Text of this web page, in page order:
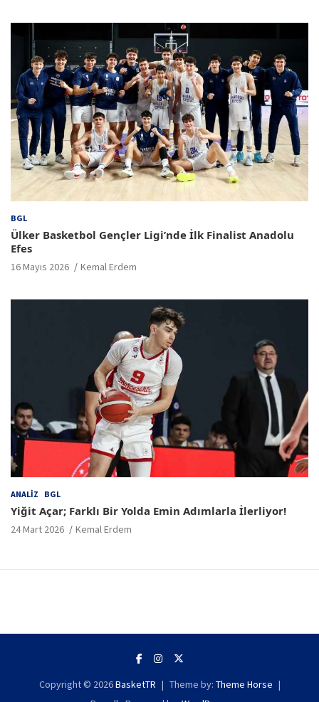
BGL
Ülker Basketbol Gençler Ligi’nde İlk Finalist Anadolu
Efes
16 Mayıs 2026 Kemal Erdem
ANALIZ BGL
Yiğit Açar; Farklı Bir Yolda Emin Adımlarla İlerliyor!
24 Mart 2026 Kemal Erdem
Copyright © 2026BasketTR Theme by: Theme Horse